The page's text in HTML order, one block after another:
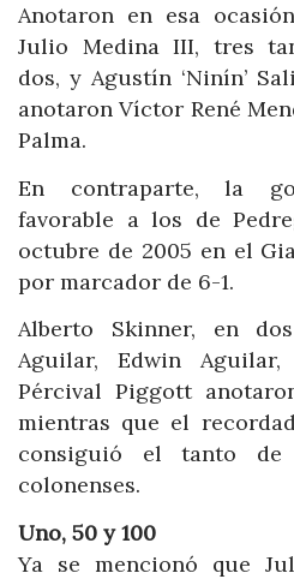
Anotaron en esa
Julio Medina III, tres
dos, y Agustín ‘Ninín’
anotaron Víctor René
Palma.
En contraparte, la
favorable a los de
octubre de 2005 en el
por marcador de 6-1.
Alberto Skinner, en
Aguilar, Edwin
Pércival Piggott
mientras que el
consiguió el tanto
colonenses.
Uno, 50 y 100
Ya se mencionó que